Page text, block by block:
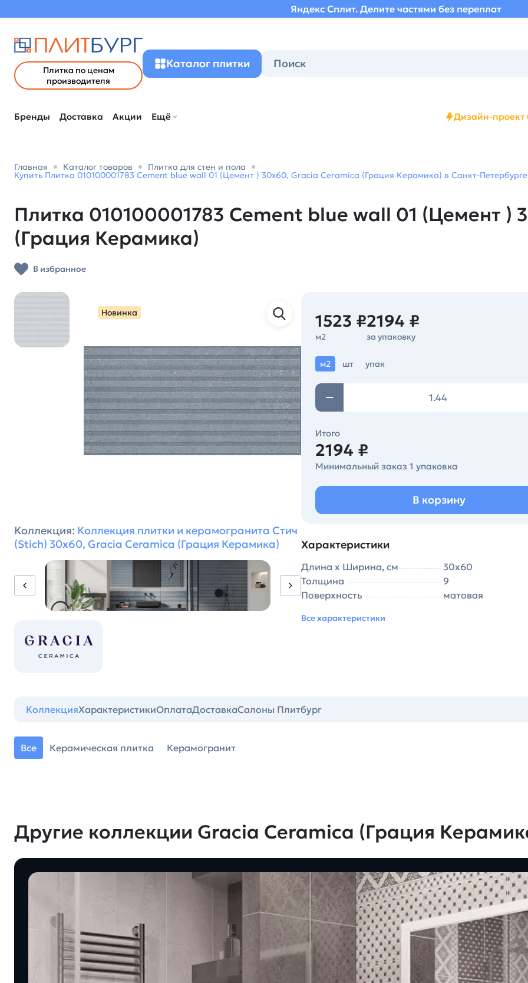
Яндекс Сплит. Делите частями без переплат
Плитка по ценам
производителя
Каталог плитки
Бренды Доставка Акции Ещё Дизайн-проект
Главная Каталог товаров Плитка для стен и пола
Купить Плитка 010100001783 Cement blue wall 01 (Цемент ) 30х60, Gracia Ceramica (Грация Керамика) в Санкт-
Плитка 010100001783 Cement blue wall 01 (Цемент )
(Грация Керамика)
В избранное
Новинка
Коллекция: Коллекция плитки и керамогранита Стич
(Stich) 30х60, Gracia Ceramica (Грация Керамика)
1523 ₽
м2
2194 ₽
за упаковку
м2 шт упак
Итого
2194 ₽
Минимальный заказ 1 упаковка
В корзину
Характеристики
Длина х Ширина, см
30х60
Толщина
9
Поверхность
матовая
Все характеристики
КоллекцияХарактеристикиОплатаДоставкаСалоны Плитбург
Все Керамическая плитка Керамогранит
Другие коллекции Gracia Ceramica (Грация